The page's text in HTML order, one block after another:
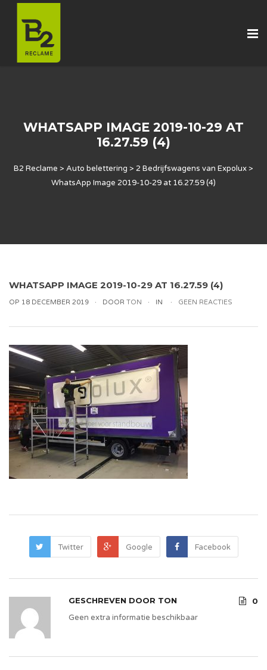
WHATSAPP IMAGE 2019-10-29 AT
16.27.59 (4)
B2 Reclame > Auto belettering > 2 Bedrijfswagens van Expolux>
WhatsApp Image 2019-10-29 at 16.27.59 (4)
WHATSAPP IMAGE 2019-10-29 AT 16.27.59 (4)
OP 18 DECEMBER 2019 DOOR TON IN GEEN REACTIES
Twitter Google Facebook
GESCHREVEN DOOR TON
0
Geen extra informatie beschikbaar